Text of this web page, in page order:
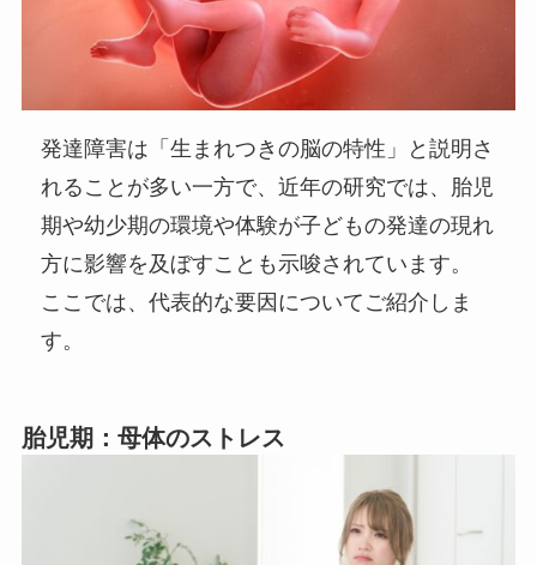
発達障害は「生まれつきの脳の特性」と説明さ
れることが多い一方で、近年の研究では、胎児
期や幼少期の環境や体験が子どもの発達の現れ
方に影響を及ぼすことも示唆されています。
ここでは、代表的な要因についてご紹介しま
す。
胎児期：母体のストレス